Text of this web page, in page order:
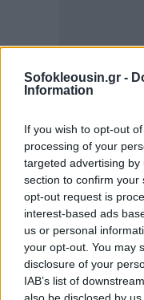
Sofokleousin.gr -
Information
If you wish to opt-out
processing of your
targeted advertising
section to confirm your
opt-out request is
interest-based ads
us or personal
your opt-out. You may
disclosure of your
IAB’s list of
ΟΓιώργος
ορόσημο: 512.000
συνδεδεμένα με το
προσφέρει υψηλές
Θεσσαλονίκη, όσο
της Ελλάδος,
και η Καλαμάτα.
δέσμευσή μας να
μετασχηματισμό